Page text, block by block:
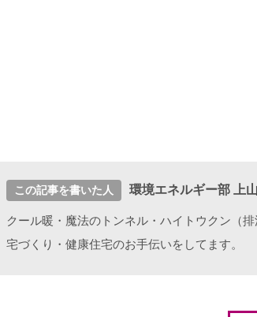
この記事を書いた人 環境エネルギー部 上山
クール暖・魔法のトンネル・ハイトウクン（
宅づくり・健康住宅のお手伝いをしてます。